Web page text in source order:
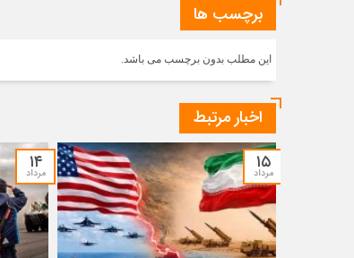
برچسب ها
این مطلب بدون برچسب می باشد.
اخبار مرتبط
۱۵
مرداد ۱۴
مرداد